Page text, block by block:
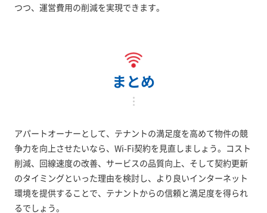
つつ、運営費用の削減を実現できます。
まとめ
アパートオーナーとして、テナントの満足度を高めて物件の競
争力を向上させたいなら、Wi-Fi契約を見直しましょう。コスト
削減、回線速度の改善、サービスの品質向上、そして契約更新
のタイミングといった理由を検討し、より良いインターネット
環境を提供することで、テナントからの信頼と満足度を得られ
るでしょう。